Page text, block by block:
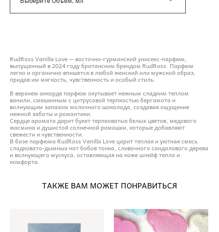
RudRoss Vanilla Love — восточно-гурманский унисекс-парфюм,
выпущенный в 2024 году британским брендом RudRoss. Парфюм
легко и органично впишется в любой женский или мужской образ,
придав им мягкость, чувственность и особый стиль.
В верхнем аккорде парфюм окутывает нежным сладким теплом
ванили, смешанным с цитрусовой терпкостью бергамота и
волнующим запахом молочного шоколада, создавая ощущение
нежной заботы и романтики.
Сердце аромата дарит букет терпковатых белых цветов, медового
жасмина и душистой солнечной ромашки, которые добавляют
свежести и чувственности.
В базе парфюма RudRoss Vanilla Love царит теплая и уютная смесь
сладковато-дымных нот бобов тонка, сливочного сандалового дерева
и волнующего мускуса, оставляющая на коже шлейф тепла и
комфорта.
ТАКЖЕ ВАМ МОЖЕТ ПОНРАВИТЬСЯ